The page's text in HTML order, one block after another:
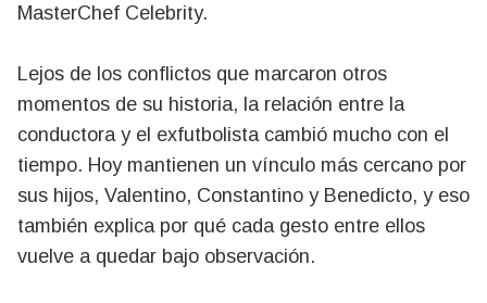
MasterChef Celebrity.
Lejos de los conflictos que marcaron otros
momentos de su historia, la relación entre la
conductora y el exfutbolista cambió mucho con el
tiempo. Hoy mantienen un vínculo más cercano por
sus hijos, Valentino, Constantino y Benedicto, y eso
también explica por qué cada gesto entre ellos
vuelve a quedar bajo observación.